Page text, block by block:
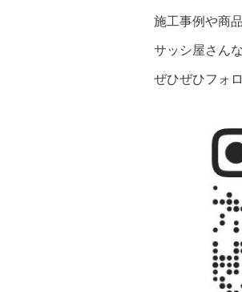
施工事例や商
サッシ屋さん
ぜひぜひフォ